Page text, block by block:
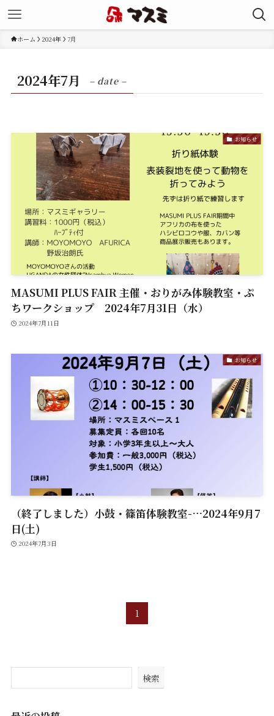
ホーム 2024年 7月
2024年7月 – date –
お知らせ
MASUMI PLUS FAIR 主催・おりがみ体験教室・ぷ
ちワークショップ 2024年7月31日（水）
2024年7月11日
お知らせ
（終了しました）小鼓・篠笛体験教室-…2024年9月7
日(土)
2024年7月3日
1
検索